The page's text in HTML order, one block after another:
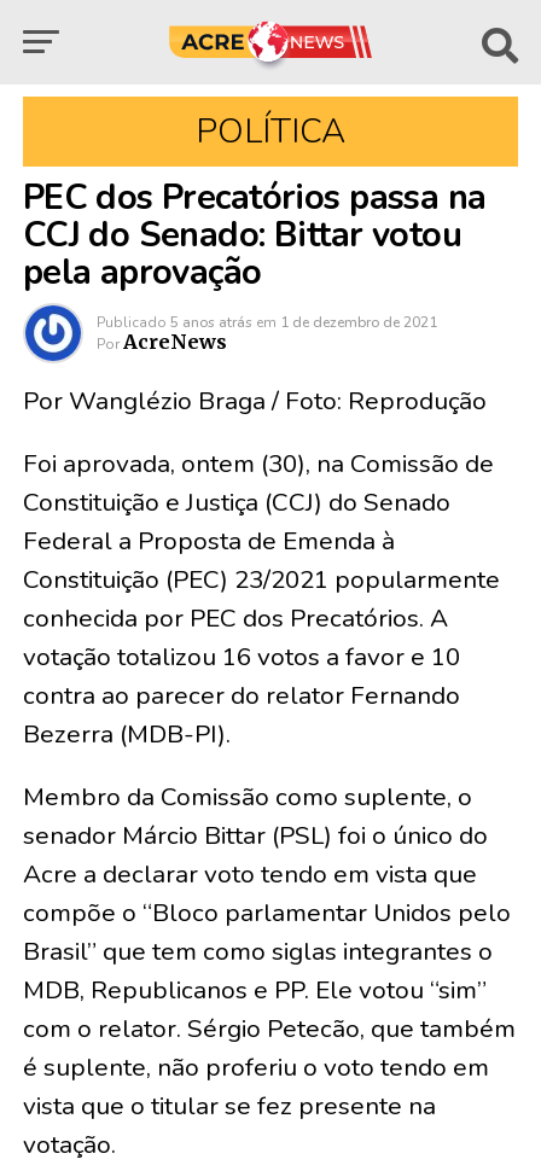
POLÍTICA
PEC dos Precatórios passa na
CCJ do Senado: Bittar votou
pela aprovação
Publicado 5 anos atrás em 1 de dezembro de 2021
Por AcreNews
Por Wanglézio Braga / Foto: Reprodução
Foi aprovada, ontem (30), na Comissão de
Constituição e Justiça (CCJ) do Senado
Federal a Proposta de Emenda à
Constituição (PEC) 23/2021 popularmente
conhecida por PEC dos Precatórios. A
votação totalizou 16 votos a favor e 10
contra ao parecer do relator Fernando
Bezerra (MDB-PI).
Membro da Comissão como suplente, o
senador Márcio Bittar (PSL) foi o único do
Acre a declarar voto tendo em vista que
compõe o “Bloco parlamentar Unidos pelo
Brasil” que tem como siglas integrantes o
MDB, Republicanos e PP. Ele votou “sim”
com o relator. Sérgio Petecão, que também
é suplente, não proferiu o voto tendo em
vista que o titular se fez presente na
votação.